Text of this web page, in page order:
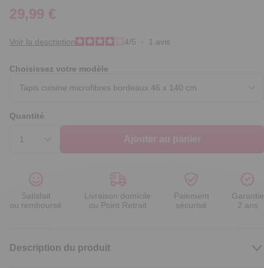
29,99 €
Voir la description 4/5 - 1 avis
Choisissez votre modèle
Quantité
Ajouter au panier
Satisfait
ou remboursé
Livraison domicile
ou Point Retrait
Paiement
sécurisé
Garantie
2 ans
Description du produit